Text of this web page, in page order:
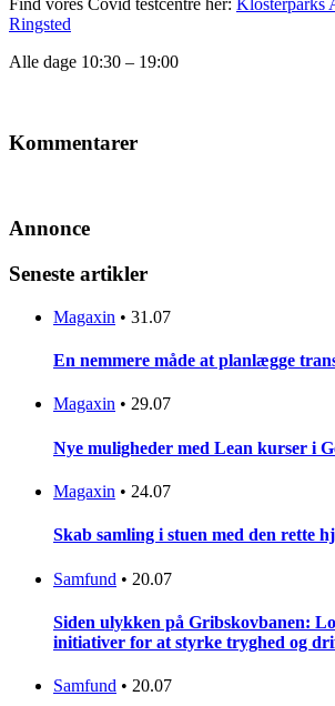
Find vores Covid testcentre her: Klosterparks
Ringsted
Alle dage 10:30 – 19:00
Kommentarer
Annonce
Seneste artikler
Magaxin • 31.07
En nemmere måde at planlægge
Magaxin • 29.07
Nye muligheder med Lean kurser i
Magaxin • 24.07
Skab samling i stuen med den rette
Samfund • 20.07
Siden ulykken på Gribskovbanen:
initiativer for at styrke tryghed og
Samfund • 20.07